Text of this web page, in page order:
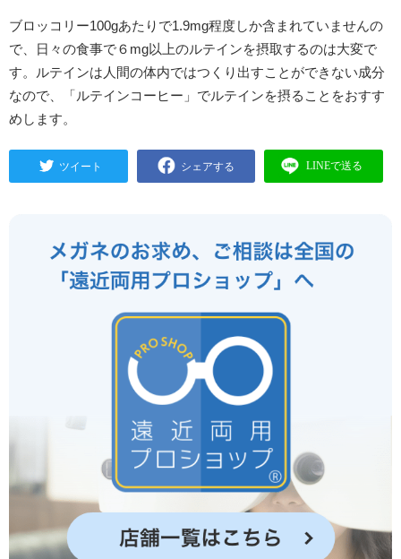
ブロッコリー100gあたりで1.9mg程度しか含まれていませんの
で、日々の食事で６mg以上のルテインを摂取するのは大変で
す。ルテインは人間の体内ではつくり出すことができない成分
なので、「ルテインコーヒー」でルテインを摂ることをおすす
めします。